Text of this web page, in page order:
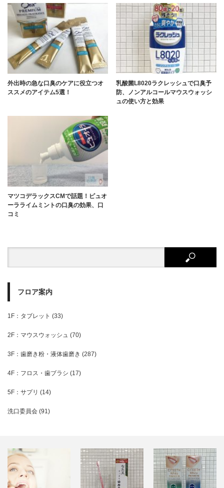
外出時の急な口臭のケアに役立つオ
ススメのアイテム5選！
乳酸菌L8020ラクレッシュで口臭予
防、ノンアルコールマウスウォッシ
ュの使い方と効果
マツコデラックスCMで話題！ピュオ
ーラライムミントの口臭の効果、口
コミ
フロア案内
1F：タブレット (33)
2F：マウスウォッシュ (70)
3F：歯磨き粉・液体歯磨き (287)
4F：フロス・歯ブラシ (17)
5F：サプリ (14)
洗口委員会 (91)